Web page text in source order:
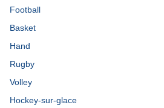
Football
Basket
Hand
Rugby
Volley
Hockey-sur-glace